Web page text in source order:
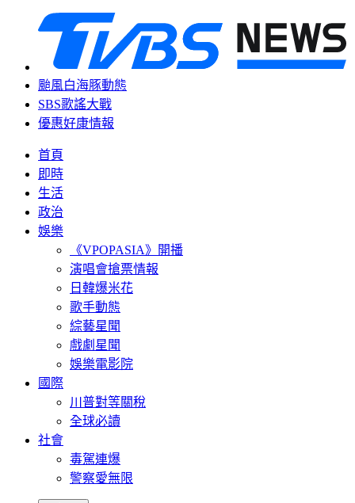
颱風白海豚動態
SBS歌謠大戰
優惠好康情報
首頁
即時
生活
政治
娛樂
《VPOPASIA》開播
演唱會搶票情報
日韓爆米花
歌手動態
綜藝星聞
戲劇星聞
娛樂電影院
國際
川普對等關稅
全球必讀
社會
毒駕連爆
警察愛無限